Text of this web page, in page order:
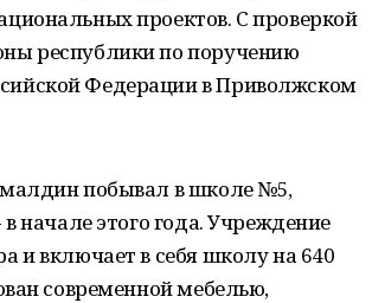
проектов. С проверкой
республики по поручению
Федерации в Приволжском
побывал в школе №5,
начале этого года. Учреждение
и включает в себя школу на 640
современной мебелью,